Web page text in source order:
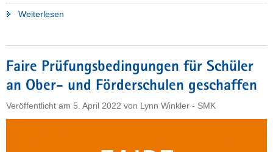
Weiterlesen
Hälfte
fürs
Faire Prüfungsbedingungen für Schüler
an Ober- und Förderschulen geschaffen
Veröffentlicht am 5. April 2022 von Lynn Winkler - SMK